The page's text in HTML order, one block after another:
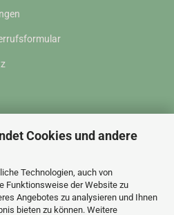
Cookies und andere
Technologien, auch von
Funktionsweise der Website zu
Angebotes zu analysieren und Ihnen
bieten zu können. Weitere